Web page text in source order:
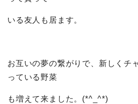
いる友人も居ます。
お互いの夢の繋がりで、新しくチ
っている野菜
も増えて来ました。(*^_^*)